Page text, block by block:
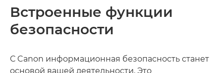
Бизнес-решения
Безопасность бизнеса с Canon
Встроенные функции
безопасности
С Canon информационная безопасность станет
основой вашей деятельности. Это